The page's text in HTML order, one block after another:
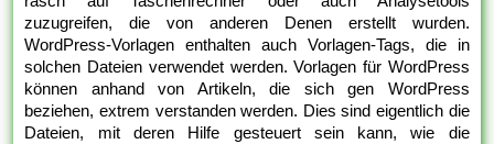
zuzugreifen, die von anderen Denen erstellt wurden.
WordPress-Vorlagen enthalten auch Vorlagen-Tags, die in
solchen Dateien verwendet werden. Vorlagen für WordPress
können anhand von Artikeln, die sich gen WordPress
beziehen, extrem verstanden werden. Dies sind eigentlich die
Dateien, mit deren Hilfe gesteuert sein kann, wie die